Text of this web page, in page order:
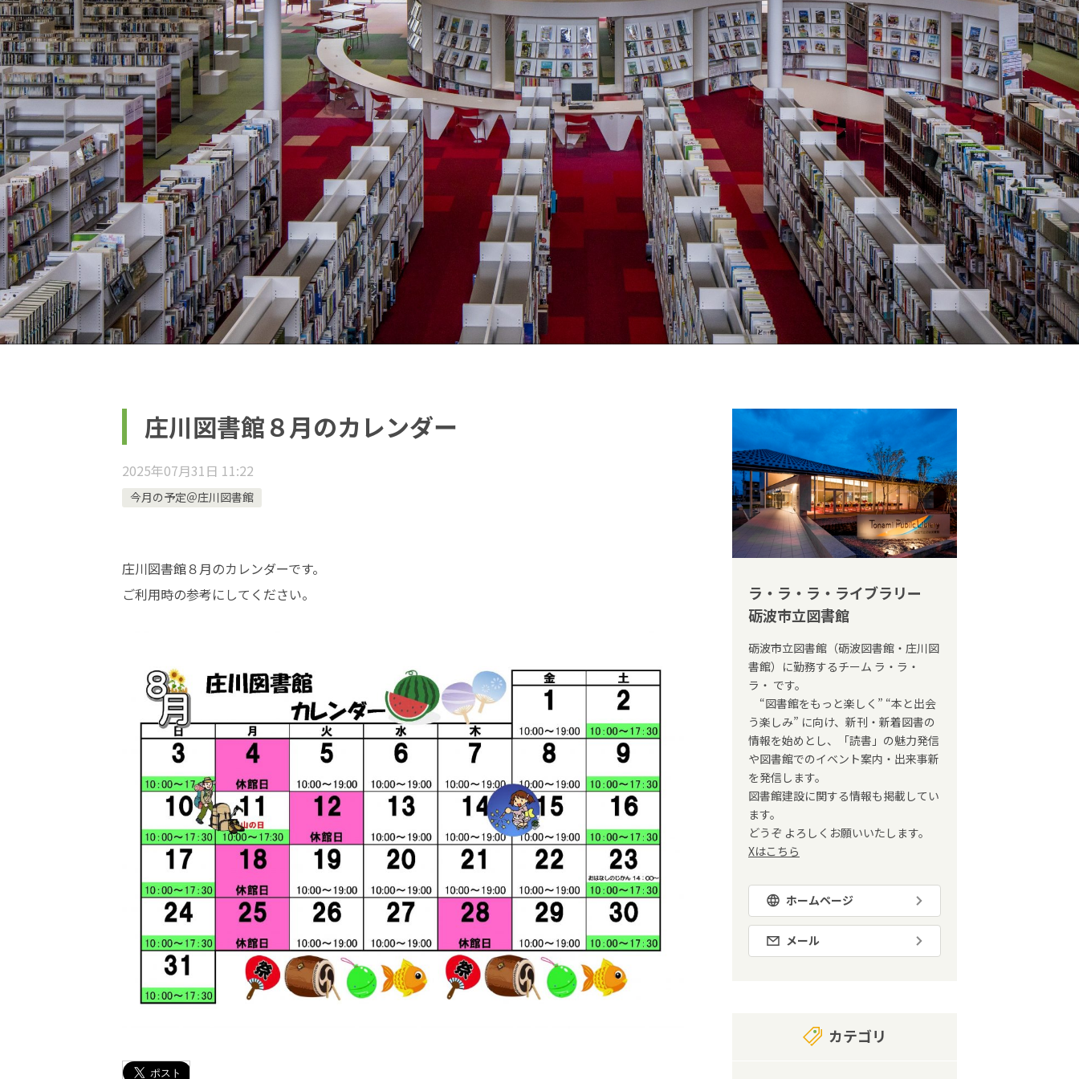
庄川図書館８月のカレンダー
2025年07月31日 11:22
今月の予定＠庄川図書館
庄川図書館８月のカレンダーです。
ご利用時の参考にしてください。
ラ・ラ・ラ・ライブラリー
砺波市立図書館
砺波市立図書館（砺波図書館・庄川図
書館）に勤務するチーム ラ・ラ・
ラ・ です。
“図書館をもっと楽しく” “本と出会
う楽しみ” に向け、新刊・新着図書の
情報を始めとし、「読書」の魅力発信
や図書館でのイベント案内・出来事新
を発信します。
図書館建設に関する情報も掲載してい
ます。
どうぞ よろしくお願いいたします。
Xはこちら
ホームページ
メール
カテゴリ